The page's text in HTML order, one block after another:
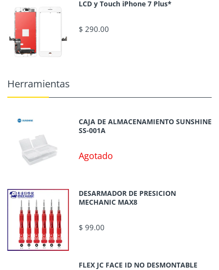
LCD y Touch iPhone 7 Plus*
$ 290.00
Herramientas
CAJA DE ALMACENAMIENTO SUNSHINE
SS-001A
Agotado
DESARMADOR DE PRESICION
MECHANIC MAX8
$ 99.00
FLEX JC FACE ID NO DESMONTABLE